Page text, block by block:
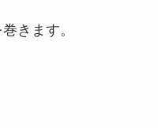
きます。